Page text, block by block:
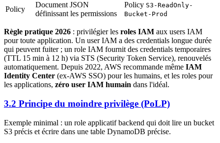
Policy
Document JSON
définissant les permissions
Policy S3-ReadOnly-
Bucket-Prod
Règle pratique 2026 : privilégier les roles IAM aux users IAM
pour toute application. Un user IAM a des credentials longue durée
qui peuvent fuiter ; un role IAM fournit des credentials temporaires
(TTL 15 min à 12 h) via STS (Security Token Service), renouvelés
automatiquement. Depuis 2022, AWS recommande même IAM
Identity Center (ex-AWS SSO) pour les humains, et les roles pour
les applications, zéro user IAM humain dans l'idéal.
3.2 Principe du moindre privilège (PoLP)
Exemple minimal : un role applicatif backend qui doit lire un bucket
S3 précis et écrire dans une table DynamoDB précise.